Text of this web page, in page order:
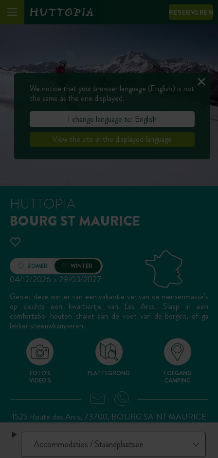
RESERVEREN
HUTTOPIA
BOURG ST MAURICE
Opening
04/12/2026 > 29/03/2027
ZOMER WINTER
Geniet deze winter van een vakantie ver van de mensenmassa’s
op slechts een kwartiertje van Les Arcs. Slaap in een
comfortabel houten chalet aan de voet van de bergen, of ga
lekker sneeuwkamperen.
FOTO'S
VIDEO'S
PLATTEGROND
TOEGANG
CAMPING
1525 Route des Arcs, 73700, BOURG SAINT MAURICE
We notice that your browser language (English) is not
the same as the one displayed.
I change language to: English
View the site in the displayed language